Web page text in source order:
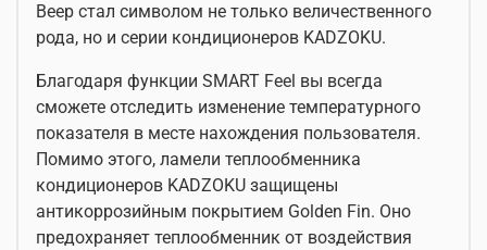
Веер стал символом не только величественного
рода, но и серии кондиционеров KADZOKU.
Благодаря функции SMART Feel вы всегда
сможете отследить изменение температурного
показателя в месте нахождения пользователя.
Помимо этого, ламели теплообменника
кондиционеров KADZOKU защищены
антикоррозийным покрытием Golden Fin. Оно
предохраняет теплообменник от воздействия